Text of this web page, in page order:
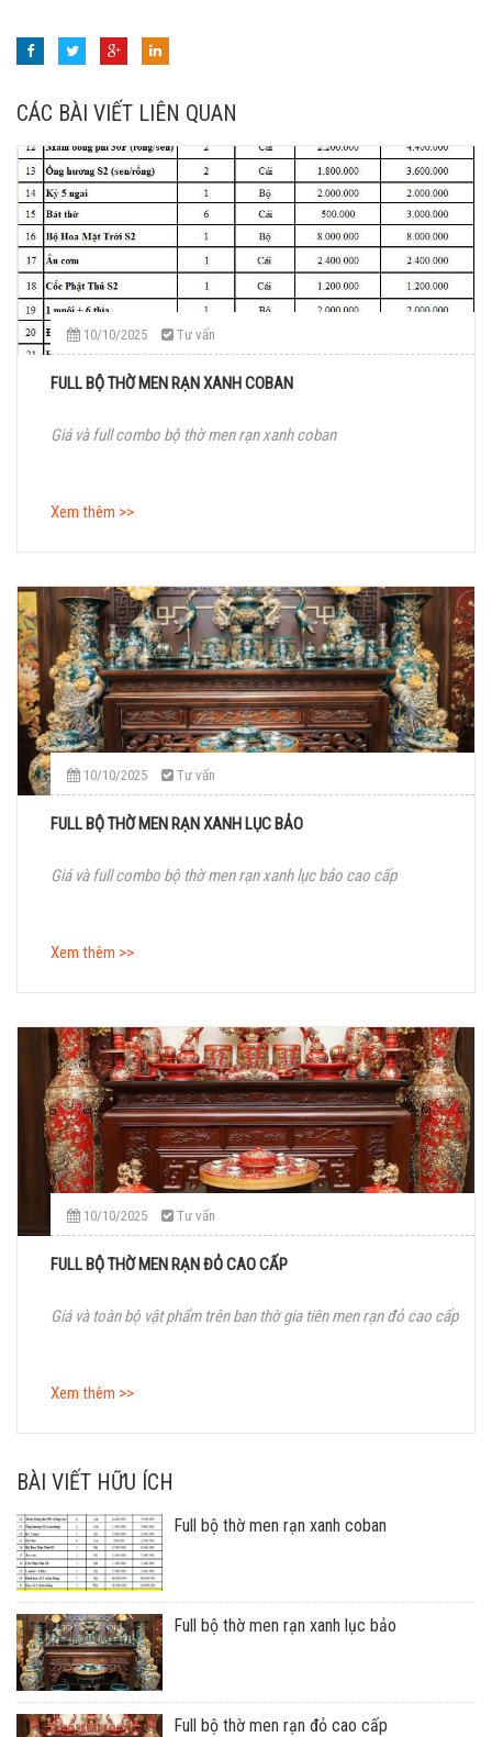
CÁC BÀI VIẾT LIÊN QUAN
10/10/2025 Tư vấn
FULL BỘ THỜ MEN RẠN XANH COBAN
Giá và full combo bộ thờ men rạn xanh coban
Xem thêm >>
10/10/2025 Tư vấn
FULL BỘ THỜ MEN RẠN XANH LỤC BẢO
Giá và full combo bộ thờ men rạn xanh lục bảo cao cấp
Xem thêm >>
10/10/2025 Tư vấn
FULL BỘ THỜ MEN RẠN ĐỎ CAO CẤP
Giá và toàn bộ vật phẩm trên ban thờ gia tiên men rạn đỏ cao cấp
Xem thêm >>
BÀI VIẾT HỮU ÍCH
Full bộ thờ men rạn xanh coban
Full bộ thờ men rạn xanh lục bảo
Full bộ thờ men rạn đỏ cao cấp